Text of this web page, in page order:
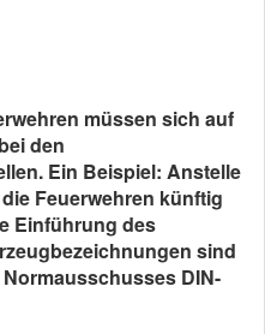
müssen sich auf
den
Ein Beispiel: Anstelle
Feuerwehren künftig
Einführung des
sind
DIN-